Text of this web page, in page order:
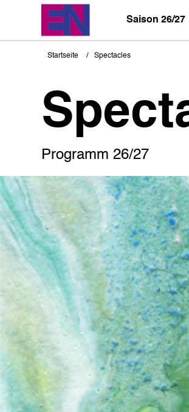
Saison 26/27
Pfadnavigation
Startseite Spectacles
Programm 26/27